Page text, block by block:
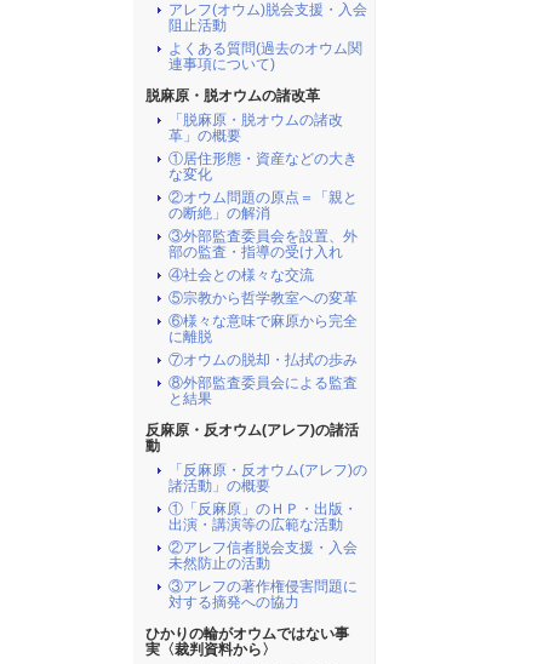
アレフ(オウム)脱会支援・入会
阻止活動
よくある質問(過去のオウム関
連事項について)
脱麻原・脱オウムの諸改革
「脱麻原・脱オウムの諸改
革」の概要
①居住形態・資産などの大き
な変化
②オウム問題の原点＝「親と
の断絶」の解消
③外部監査委員会を設置、外
部の監査・指導の受け入れ
④社会との様々な交流
⑤宗教から哲学教室への変革
⑥様々な意味で麻原から完全
に離脱
⑦オウムの脱却・払拭の歩み
⑧外部監査委員会による監査
と結果
反麻原・反オウム(アレフ)の諸活
動
「反麻原・反オウム(アレフ)の
諸活動」の概要
①「反麻原」のＨＰ・出版・
出演・講演等の広範な活動
②アレフ信者脱会支援・入会
未然防止の活動
③アレフの著作権侵害問題に
対する摘発への協力
ひかりの輪がオウムではない事
実〈裁判資料から〉